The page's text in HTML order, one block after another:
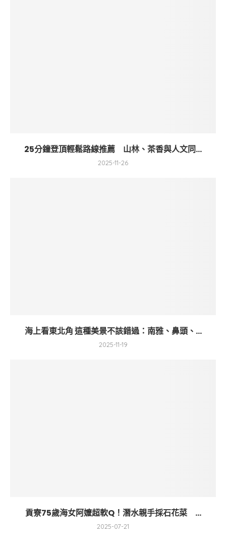
25分鐘登頂輕鬆路線推薦 山林、茶香與人文同...
2025-11-26
海上看東北角 這種美景不該錯過：南雅、鼻頭、...
2025-11-19
貢寮75歲海女阿嬤超軟Q！潛水親手採石花菜 ...
2025-07-21